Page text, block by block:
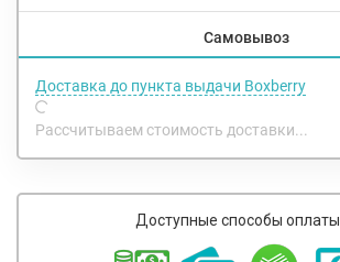
Самовывоз
Доставка до пункта выдачи Boxberry
Рассчитываем стоимость доставки...
Доступные способы оплаты